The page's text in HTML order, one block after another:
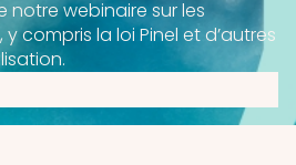
notre webinaire sur les
compris la loi Pinel et d’autres